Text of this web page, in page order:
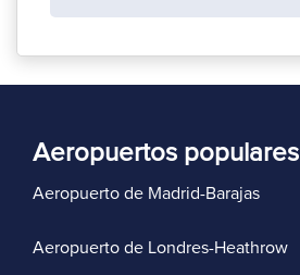
Aeropuertos populares
Aeropuerto de Madrid-Barajas
Aeropuerto de Londres-Heathrow